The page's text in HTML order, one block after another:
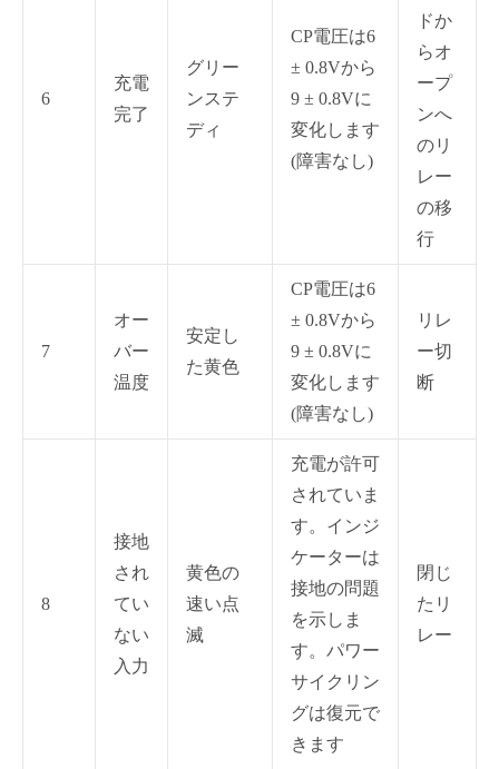
6
充電
完了
グリー
ンステ
ディ
CP電圧は6
± 0.8Vから
9 ± 0.8Vに
変化します
(障害なし)
ドか
らオ
ープ
ンへ
のリ
レー
の移
行
7
オー
バー
温度
安定し
た黄色
CP電圧は6
± 0.8Vから
9 ± 0.8Vに
変化します
(障害なし)
リレ
ー切
断
8
接地
され
てい
ない
入力
黄色の
速い点
滅
充電が許可
されていま
す。インジ
ケーターは
接地の問題
を示しま
す。パワー
サイクリン
グは復元で
きます
閉じ
たリ
レー